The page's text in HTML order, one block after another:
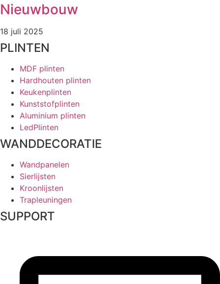
Nieuwbouw
18 juli 2025
PLINTEN
MDF plinten
Hardhouten plinten
Keukenplinten
Kunststofplinten
Aluminium plinten
LedPlinten
WANDDECORATIE
Wandpanelen
Sierlijsten
Kroonlijsten
Trapleuningen
SUPPORT